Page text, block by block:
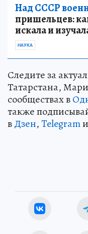
Над СССР
пришельцев:
искала и
НАУКА
Следите за
Татарстана,
сообществах в
также
вДзен,Telegramи